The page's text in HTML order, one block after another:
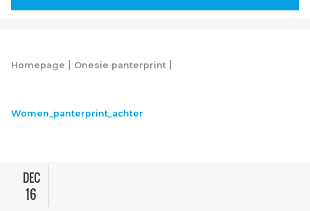
Homepage | Onesie panterprint |
Women_panterprint_achter
DEC
16